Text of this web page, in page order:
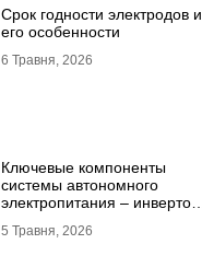
Срок годности электродов и
его особенности
6 Травня, 2026
Ключевые компоненты
системы автономного
электропитания – инвертор
5 Травня, 2026